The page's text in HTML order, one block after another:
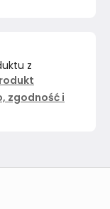
z
zgodność i